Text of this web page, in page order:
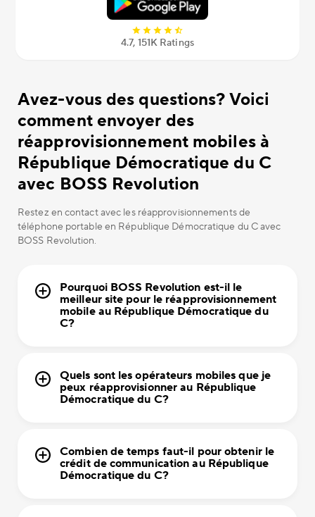
4.7, 151К Ratings
Avez-vous des questions? Voici
comment envoyer des
réapprovisionnement mobiles à
République Démocratique du C
avec BOSS Revolution
Restez en contact avec les réapprovisionnements de
téléphone portable en République Démocratique du C avec
BOSS Revolution.
Pourquoi BOSS Revolution est-il le
meilleur site pour le réapprovisionnement
mobile au République Démocratique du
C?
Quels sont les opérateurs mobiles que je
peux réapprovisionner au République
Démocratique du C?
Combien de temps faut-il pour obtenir le
crédit de communication au République
Démocratique du C?